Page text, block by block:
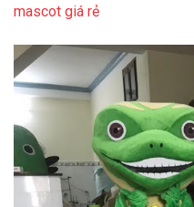
mascot giá rẻ